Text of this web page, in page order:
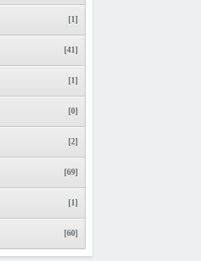
[1]
[41]
[1]
[0]
[2]
[69]
[1]
[60]